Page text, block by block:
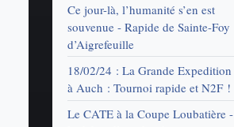
Ce jour-là, l’humanité s’en est
souvenue - Rapide de Sainte-Foy
d’Aigrefeuille
18/02/24 : La Grande Expedition
à Auch : Tournoi rapide et N2F !
Le CATE à la Coupe Loubatière -